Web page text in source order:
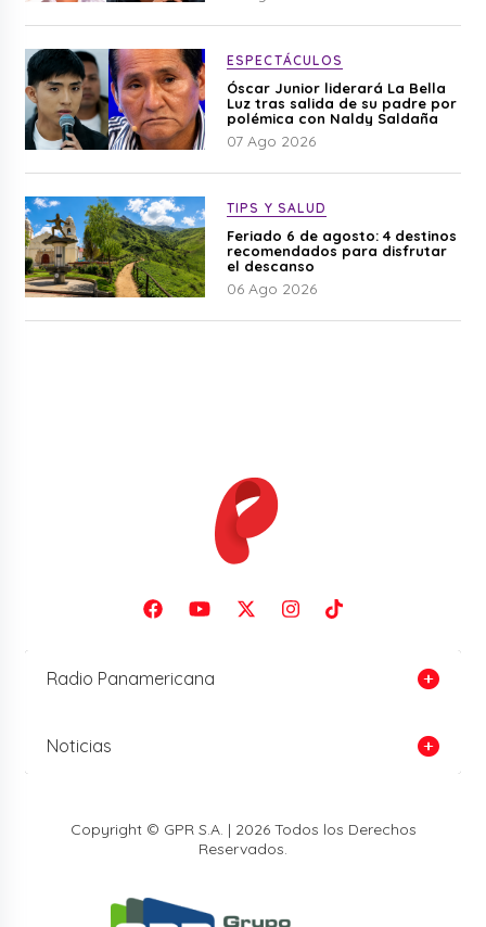
ESPECTÁCULOS
Óscar Junior liderará La Bella
Luz tras salida de su padre por
polémica con Naldy Saldaña
07 Ago 2026
TIPS Y SALUD
Feriado 6 de agosto: 4 destinos
recomendados para disfrutar
el descanso
06 Ago 2026
Radio Panamericana
Noticias
Copyright © GPR S.A. | 2026 Todos los Derechos
Reservados.